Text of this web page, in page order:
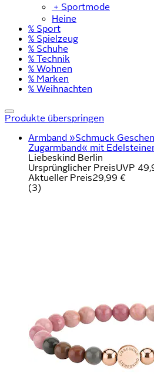
﹢ Sportmode
Heine
% Sport
% Spielzeug
% Schuhe
% Technik
% Wohnen
% Marken
% Weihnachten
Produkte überspringen
Armband »Schmuck
Zugarmband« mit
Liebeskind Berlin
Ursprünglicher PreisUVP
Aktueller Preis29,99 €
(3)